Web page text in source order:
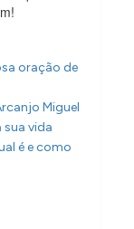
oração de
Miguel
sua vida
é e como